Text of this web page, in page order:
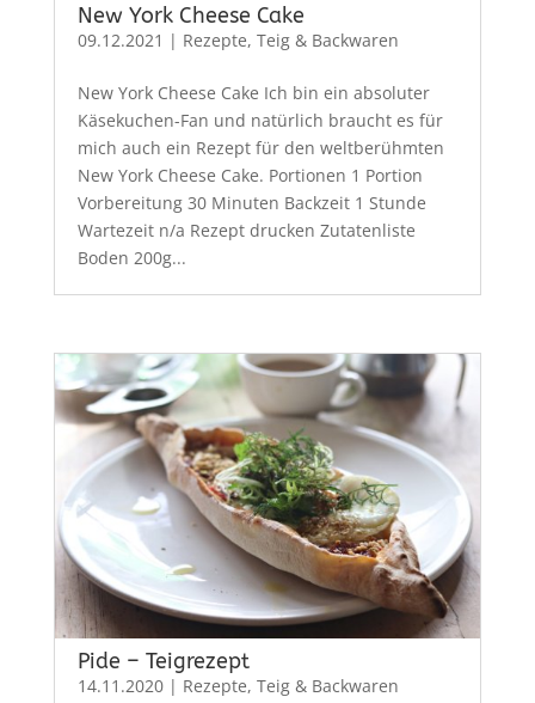
New York Cheese Cake
09.12.2021 | Rezepte, Teig & Backwaren
New York Cheese Cake Ich bin ein absoluter
Käsekuchen-Fan und natürlich braucht es für
mich auch ein Rezept für den weltberühmten
New York Cheese Cake. Portionen 1 Portion
Vorbereitung 30 Minuten Backzeit 1 Stunde
Wartezeit n/a Rezept drucken Zutatenliste
Boden 200g...
Pide – Teigrezept
14.11.2020| Rezepte, Teig & Backwaren